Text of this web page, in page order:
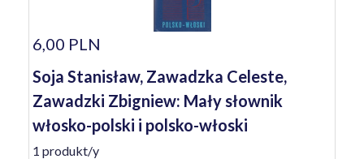
6,00 PLN
Soja Stanisław, Zawadzka Celeste,
Zawadzki Zbigniew: Mały słownik
włosko-polski i polsko-włoski
1 produkt/y